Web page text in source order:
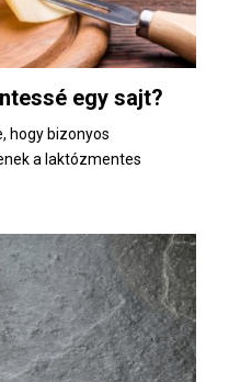
egy sajt?
hogy bizonyos
a laktózmentes